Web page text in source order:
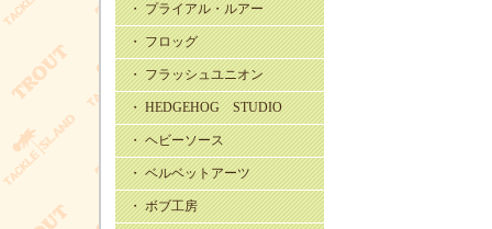
・ プライアル・ルアー
・ フロッグ
・ フラッシュユニオン
・ HEDGEHOG STUDIO
・ ヘビーソース
・ ベルベットアーツ
・ ボブ工房